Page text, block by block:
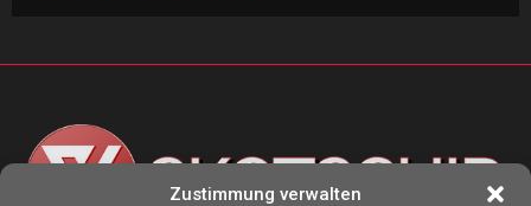
Zustimmung verwalten